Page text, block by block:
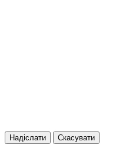
Надіслати Скасувати